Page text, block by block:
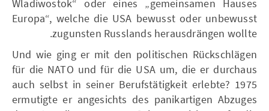
Wladiwostok“ oder eines „gemeinsamen Hauses
Europa“, welche die USA bewusst oder unbewusst
zugunsten Russlands herausdrängen wollte.
Und wie ging er mit den politischen Rückschlägen
für die NATO und für die USA um, die er durchaus
auch selbst in seiner Berufstätigkeit erlebte? 1975
ermutigte er angesichts des panikartigen Abzuges